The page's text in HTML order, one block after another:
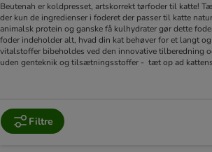
Beutenah er koldpresset, artskorrekt tørfoder til katte!
der kun de ingredienser i foderet der passer til katte
animalsk protein og ganske få kulhydrater gør dette
foder indeholder alt, hvad din kat behøver for et langt
vitalstoffer bibeholdes ved den innovative tilberedning
uden genteknik og tilsætningsstoffer - tæt op ad
Filtre